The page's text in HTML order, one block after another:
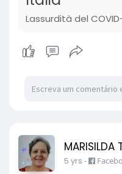
Lassurdità del
MARISILDA
5 yrs -